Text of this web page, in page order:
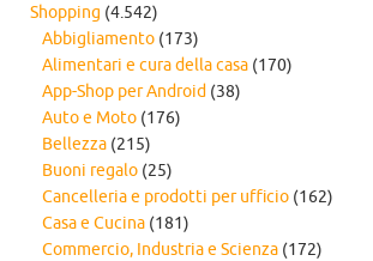
Shopping (4.542)
Abbigliamento (173)
Alimentari e cura della casa (170)
App-Shop per Android (38)
Auto e Moto (176)
Bellezza (215)
Buoni regalo (25)
Cancelleria e prodotti per ufficio (162)
Casa e Cucina (181)
Commercio, Industria e Scienza (172)